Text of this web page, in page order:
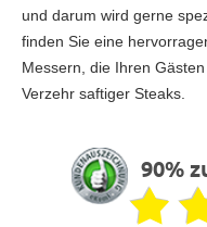
und darum wird gerne
finden Sie eine
Messern, die Ihren
Verzehr saftiger Steaks.
90%